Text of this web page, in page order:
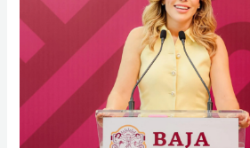
rechaza
colaborar
con
FBI